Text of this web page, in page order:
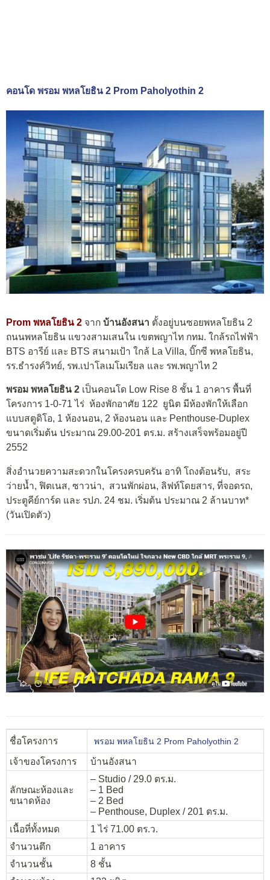
คอนโด พรอม พหลโยธิน 2 Prom Paholyothin 2
Prom พหลโยธิน 2 จาก บ้านอังสนา ตั้งอยู่บนซอยพหลโยธิน 2
ถนนพหลโยธิน แขวงสามเสนใน เขตพญาไท กทม. ใกล้รถไฟฟ้า
BTS อารีย์ และ BTS สนามเป้า ใกล้ La Villa, บิ๊กซี พหลโยธิน,
รร.ธำรงค์วิทย์, รพ.เปาโลเมโมเรียล และ รพ.พญาไท 2
พรอม พหลโยธิน 2 เป็นคอนโด Low Rise 8 ชั้น 1 อาคาร พื้นที่
โครงการ 1-0-71 ไร่ ห้องพักอาศัย 122 ยูนิต มีห้องพักให้เลือก
แบบสตูดิโอ, 1 ห้องนอน, 2 ห้องนอน และ Penthouse-Duplex
ขนาดเริ่มต้น ประมาณ 29.00-201 ตร.ม. สร้างเสร็จพร้อมอยู่ปี
2552
สิ่งอำนวยความสะดวกในโครงครบครัน อาทิ โถงต้อนรับ, สระ
ว่ายน้ำ, ฟิตเนส, ซาวน่า, สวนพักผ่อน, ลิฟท์โดยสาร, ที่จอดรถ,
ประตูคีย์การ์ด และ รปภ. 24 ชม. เริ่มต้น ประมาณ 2 ล้านบาท*
(วันเปิดตัว)
ชื่อโครงการ พรอม พหลโยธิน 2 Prom Paholyothin 2
เจ้าของโครงการ บ้านอังสนา
ลักษณะห้องและ
ขนาดห้อง
– Studio / 29.0 ตร.ม.
– 1 Bed
– 2 Bed
– Penthouse, Duplex / 201 ตร.ม.
เนื้อที่ทั้งหมด
1 ไร่ 71.00 ตร.ว.
จำนวนตึก
1 อาคาร
จำนวนชั้น
8 ชั้น